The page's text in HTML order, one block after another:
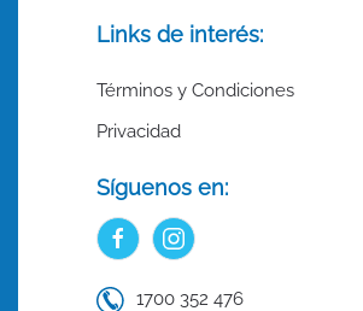
Links de interés:
Términos y Condiciones
Privacidad
Síguenos en:
1700 352 476